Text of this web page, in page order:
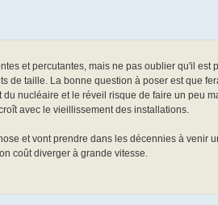
et percutantes, mais ne pas oublier qu'il
de taille. La bonne question à poser est que
nucléaire et le réveil risque de faire un peu
avec le vieillissement des installations.
et vont prendre dans les décennies à
coût diverger à grande vitesse.